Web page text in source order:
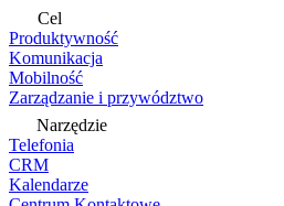
Cel
Produktywność
Komunikacja
Mobilność
Zarządzanie i przywództwo
Narzędzie
Telefonia
CRM
Kalendarze